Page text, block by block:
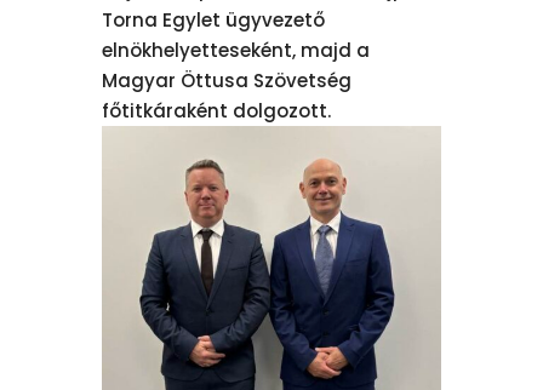
Torna Egylet ügyvezető
elnökhelyetteseként, majd a
Magyar Öttusa Szövetség
főtitkáraként dolgozott.